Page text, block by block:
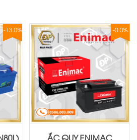
-13.0% -0.0%
ẮC QUY ENIMAC